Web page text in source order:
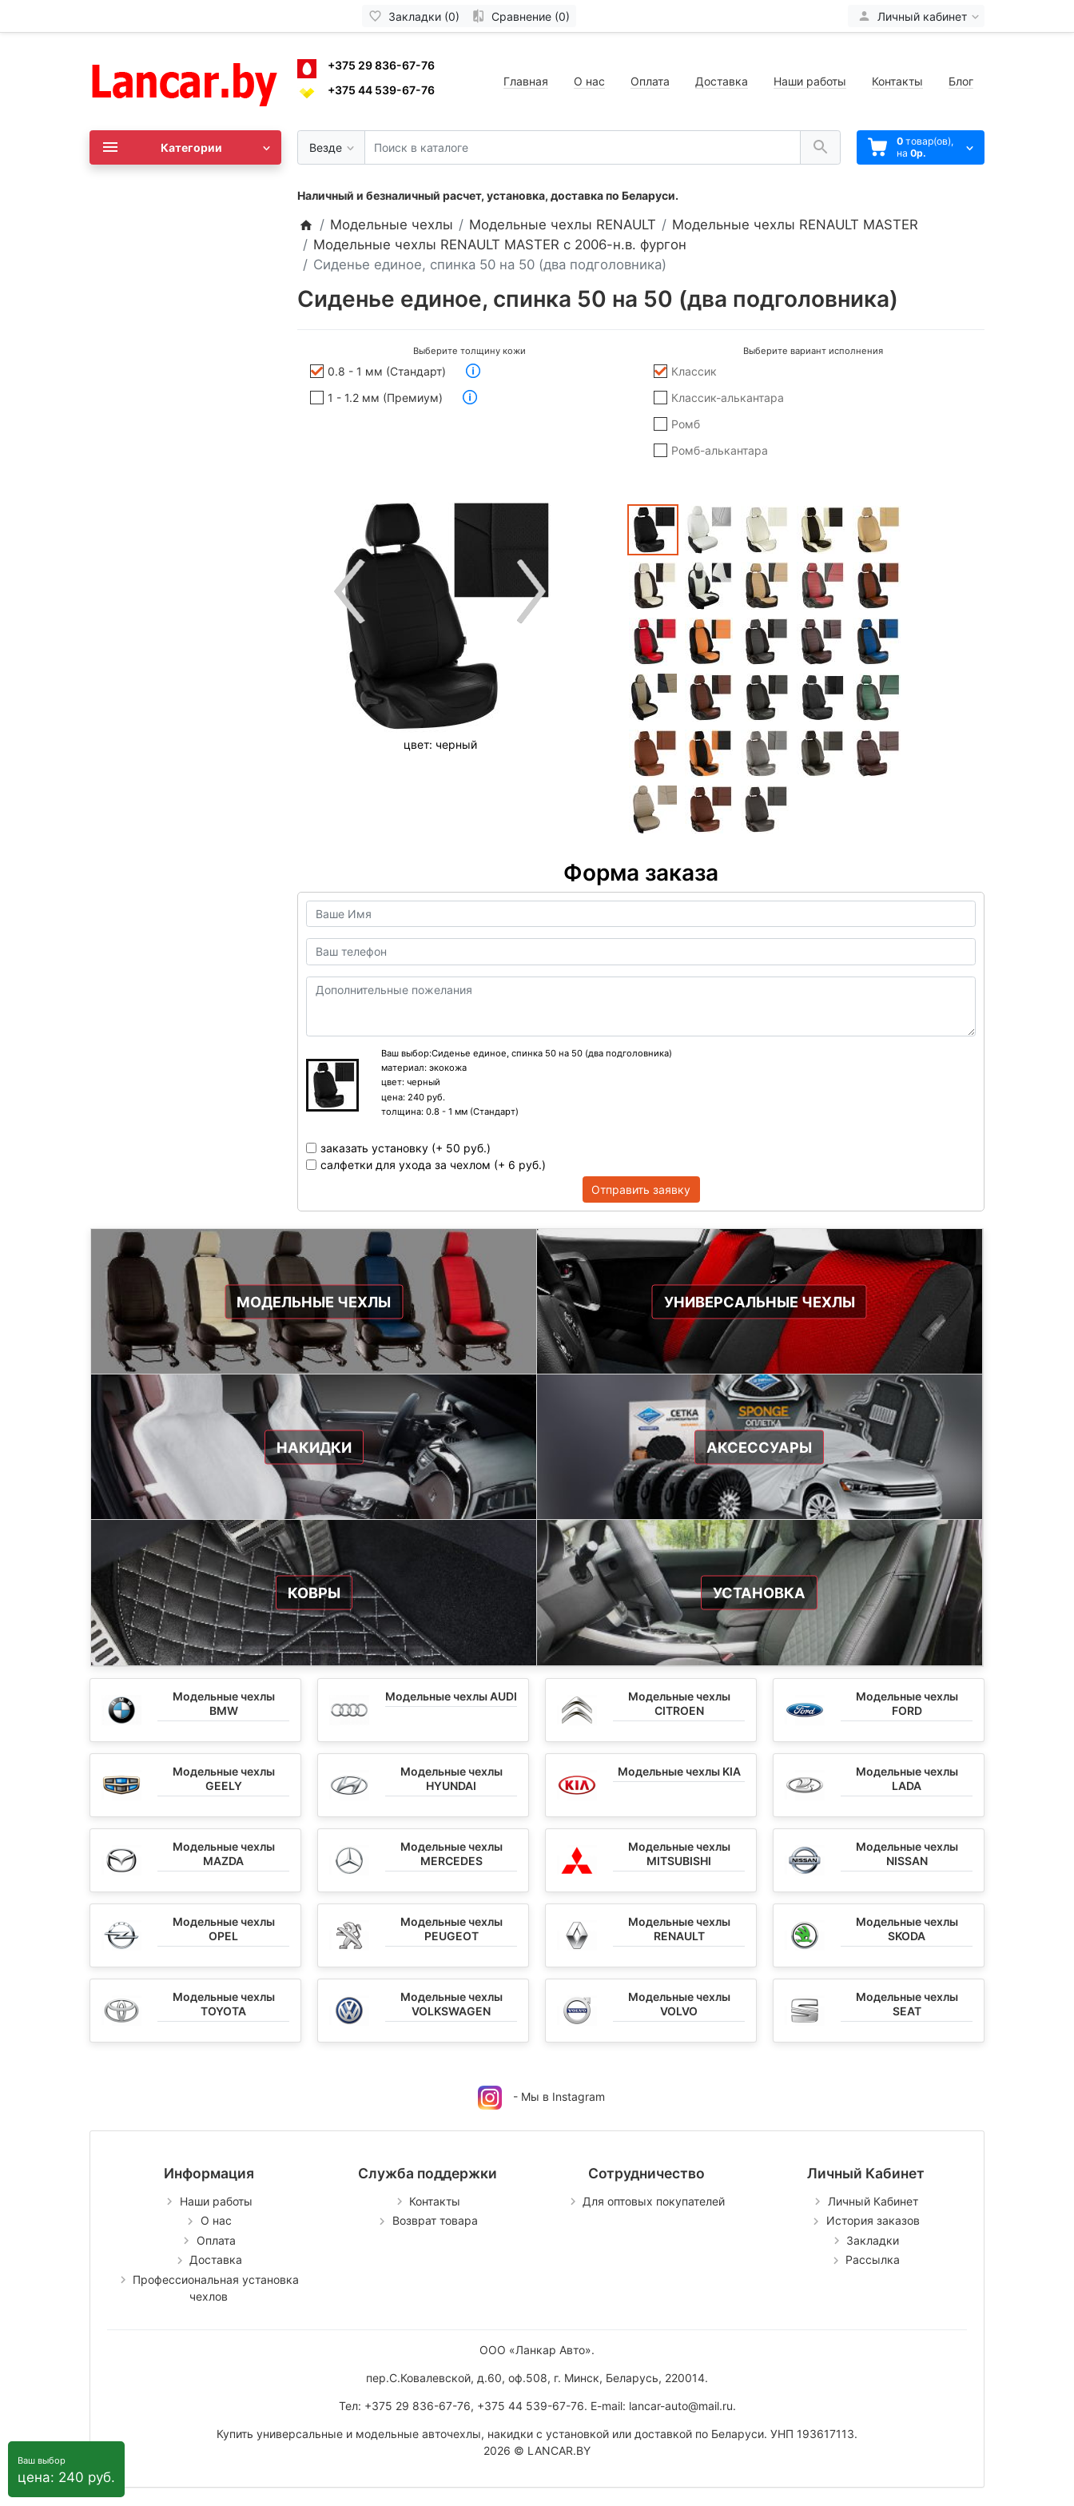
Закладки (0) Сравнение (0) Личный кабинет
+375 29 836-67-76
+375 44 539-67-76
Главная О нас Оплата Доставка Наши работы Контакты Блог
Везде 0 товар(ов),
на 0р.
Категории
Наличный и безналичный расчет, установка, доставка по Беларуси.
Модельные чехлы Модельные чехлы RENAULT
Модельные чехлы RENAULT MASTER
Модельные чехлы RENAULT MASTER с 2006-н.в. фургон
Сиденье единое, спинка 50 на 50 (два подголовника)
Сиденье единое, спинка 50 на 50 (два подголовника)
Выберите толщину кожи
0.8 - 1 мм (Стандарт)
1 - 1.2 мм (Премиум)
Выберите вариант исполнения
Классик
Классик-алькантара
Ромб
Ромб-алькантара
цвет: черный цвет: черный цвет:
Форма заказа
Ваш выбор:Сиденье единое, спинка 50 на 50 (два подголовника)
материал: экокожа
цвет: черный
цена: 240 руб.
толщина: 0.8 - 1 мм (Стандарт)
заказать установку (+ 50 руб.)
салфетки для ухода за чехлом (+ 6 руб.)
Отправить заявку
Ваш выбор
цена: 240 руб.
МОДЕЛЬНЫЕ ЧЕХЛЫ УНИВЕРСАЛЬНЫЕ ЧЕХЛЫ
НАКИДКИ АКСЕССУАРЫ
КОВРЫ УСТАНОВКА
Модельные чехлы
BMW
Модельные чехлы AUDI
Модельные чехлы
CITROEN
Модельные чехлы
FORD
Модельные чехлы
GEELY
Модельные чехлы
HYUNDAI
Модельные чехлы KIA
Модельные чехлы
LADA
Модельные чехлы
MAZDA
Модельные чехлы
MERCEDES
Модельные чехлы
MITSUBISHI
Модельные чехлы
NISSAN
Модельные чехлы
OPEL
Модельные чехлы
PEUGEOT
Модельные чехлы
RENAULT
Модельные чехлы
SKODA
Модельные чехлы
TOYOTA
Модельные чехлы
VOLKSWAGEN
Модельные чехлы
VOLVO
Модельные чехлы
SEAT
- Мы в Instagram
Информация
Наши работы
О нас
Оплата
Доставка
Профессиональная установка
чехлов
Служба поддержки
Контакты
Возврат товара
Сотрудничество
Для оптовых покупателей
Личный Кабинет
Личный Кабинет
История заказов
Закладки
Рассылка
ООО «Ланкар Авто».
пер.С.Ковалевской, д.60, оф.508, г. Минск, Беларусь, 220014.
Тел: +375 29 836-67-76, +375 44 539-67-76. E-mail: lancar-auto@mail.ru.
Купить универсальные и модельные авточехлы, накидки с установкой или доставкой по Беларуси. УНП 193617113.
2026 © LANCAR.BY